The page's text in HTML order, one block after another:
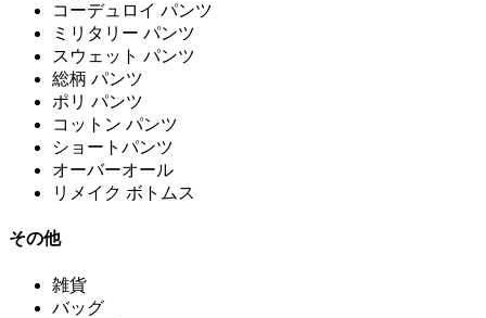
コーデュロイ パンツ
ミリタリー パンツ
スウェット パンツ
総柄 パンツ
ポリ パンツ
コットン パンツ
ショートパンツ
オーバーオール
リメイク ボトムス
その他
雑貨
バッグ